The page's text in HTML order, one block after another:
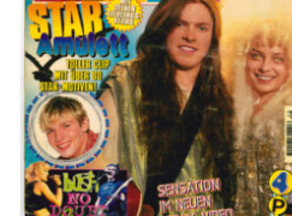
BRAVO – Nr. 8, 13. Febr. 1997